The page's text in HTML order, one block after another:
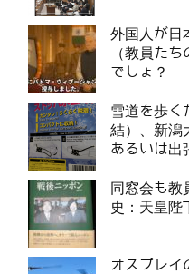
外国人が日
（教員た
でしょ？
雪道を歩く
結）、新潟
あるいは出
同窓会も教
史：天皇陛
オスプレイ